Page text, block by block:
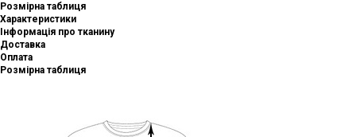
Розмірна таблиця
Характеристики
Інформація про тканину
Доставка
Оплата
Розмірна таблиця